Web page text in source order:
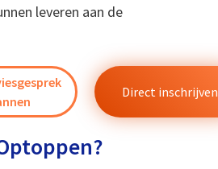
leveren aan de
Direct inschrijven